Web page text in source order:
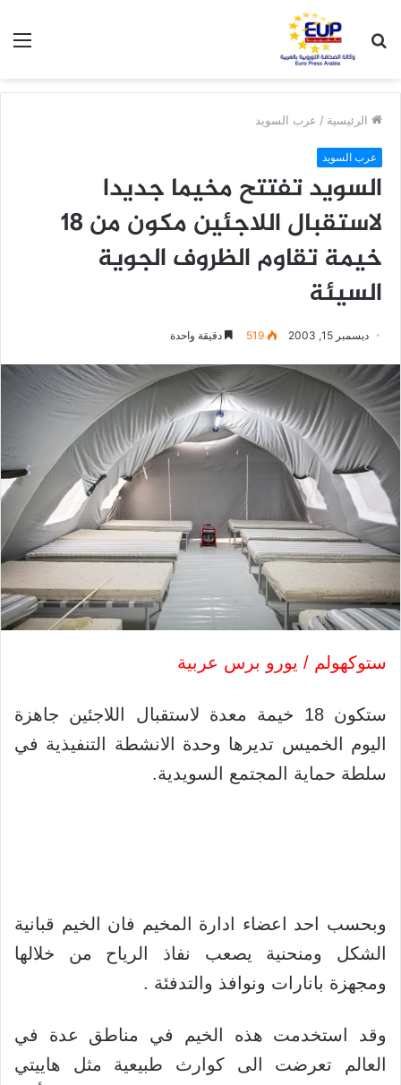
عن
الرئيسية / عرب السويد
عرب السويد
السويد تفتتح مخيما جديدا
لاستقبال اللاجئين مكون من 18
خيمة تقاوم الظروف الجوية
السيئة
ديسمبر 15, 2003 519 دقيقة واحدة
ستوكهولم / يورو برس عربية
ستكون 18 خيمة معدة لاستقبال اللاجئين جاهزة
اليوم الخميس تديرها وحدة الانشطة التنفيذية في
سلطة حماية المجتمع السويدية.
وبحسب احد اعضاء ادارة المخيم فان الخيم قبانية
الشكل ومنحنية يصعب نفاذ الرياح من خلالها
ومجهزة بانارات ونوافذ والتدفئة .
وقد استخدمت هذه الخيم في مناطق عدة في
العالم تعرضت الى كوارث طبيعية مثل هاييتي